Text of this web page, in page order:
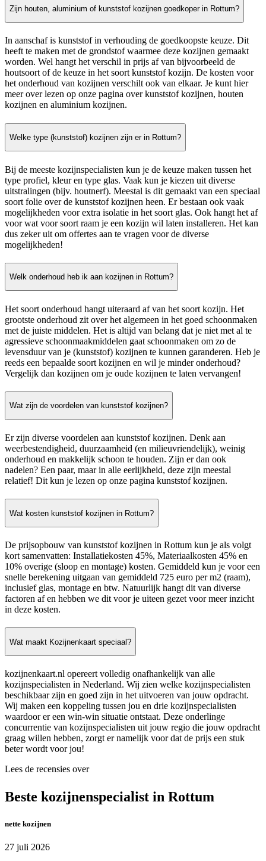
Zijn houten, aluminium of kunststof kozijnen goedkoper in Rottum?
In aanschaf is kunststof in verhouding de goedkoopste keuze. Dit
heeft te maken met de grondstof waarmee deze kozijnen gemaakt
worden. Wel hangt het verschil in prijs af van bijvoorbeeld de
houtsoort of de keuze in het soort kunststof kozijn. De kosten voor
het onderhoud van kozijnen verschilt ook van elkaar. Je kunt hier
meer over lezen op onze pagina over kunststof kozijnen, houten
kozijnen en aluminium kozijnen.
Welke type (kunststof) kozijnen zijn er in Rottum?
Bij de meeste kozijnspecialisten kun je de keuze maken tussen het
type profiel, kleur en type glas. Vaak kun je kiezen uit diverse
uitstralingen (bijv. houtnerf). Meestal is dit gemaakt van een speciaal
soort folie over de kunststof kozijnen heen. Er bestaan ook vaak
mogelijkheden voor extra isolatie in het soort glas. Ook hangt het af
voor wat voor soort raam je een kozijn wil laten installeren. Het kan
dus zeker uit om offertes aan te vragen voor de diverse
mogelijkheden!
Welk onderhoud heb ik aan kozijnen in Rottum?
Het soort onderhoud hangt uiteraard af van het soort kozijn. Het
grootste onderhoud zit over het algemeen in het goed schoonmaken
met de juiste middelen. Het is altijd van belang dat je niet met al te
agressieve schoonmaakmiddelen gaat schoonmaken om zo de
levensduur van je (kunststof) kozijnen te kunnen garanderen. Heb je
reeds een bepaalde soort kozijnen en wil je minder onderhoud?
Vergelijk dan kozijnen om je oude kozijnen te laten vervangen!
Wat zijn de voordelen van kunststof kozijnen?
Er zijn diverse voordelen aan kunststof kozijnen. Denk aan
weerbestendigheid, duurzaamheid (en milieuvriendelijk), weinig
onderhoud en makkelijk schoon te houden. Zijn er dan ook
nadelen? Een paar, maar in alle eerlijkheid, deze zijn meestal
relatief! Dit kun je lezen op onze pagina kunststof kozijnen.
Wat kosten kunststof kozijnen in Rottum?
De prijsopbouw van kunststof kozijnen in Rottum kun je als volgt
kort samenvatten: Installatiekosten 45%, Materiaalkosten 45% en
10% overige (sloop en montage) kosten. Gemiddeld kun je voor een
snelle berekening uitgaan van gemiddeld 725 euro per m2 (raam),
inclusief glas, montage en btw. Natuurlijk hangt dit van diverse
factoren af en hebben we dit voor je uiteen gezet voor meer inzicht
in deze kosten.
Wat maakt Kozijnenkaart speciaal?
kozijnenkaart.nl opereert volledig onafhankelijk van alle
kozijnspecialisten in Nederland. Wij zien welke kozijnspecialisten
beschikbaar zijn en goed zijn in het uitvoeren van jouw opdracht.
Wij maken een koppeling tussen jou en drie kozijnspecialisten
waardoor er een win-win situatie ontstaat. Deze onderlinge
concurrentie van kozijnspecialisten uit jouw regio die jouw opdracht
graag willen hebben, zorgt er namelijk voor dat de prijs een stuk
beter wordt voor jou!
Lees de recensies over
Beste kozijnenspecialist in Rottum
nette kozijnen
27 juli 2026